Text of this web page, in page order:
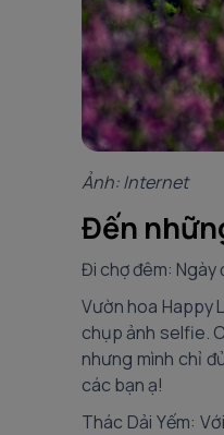
Ảnh: Internet
Đến
Đi chợ đêm: Ngày
Vườn hoa Happy
chụp ảnh selfie.
nhưng mình chỉ
các bạn ạ!
Thác Dải Yếm: